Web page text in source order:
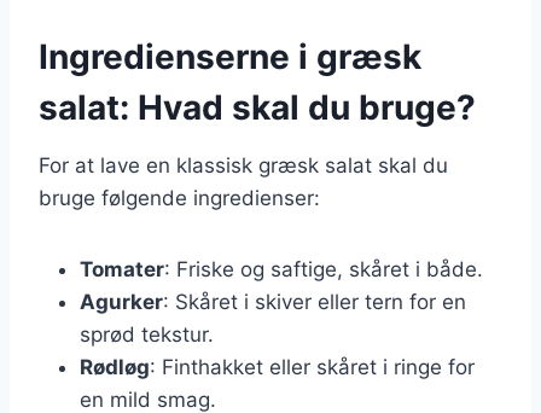
Ingredienserne i græsk
salat: Hvad skal du bruge?
For at lave en klassisk græsk salat skal du
bruge følgende ingredienser:
Tomater: Friske og saftige, skåret i både.
Agurker: Skåret i skiver eller tern for en
sprød tekstur.
Rødløg: Finthakket eller skåret i ringe for
en mild smag.